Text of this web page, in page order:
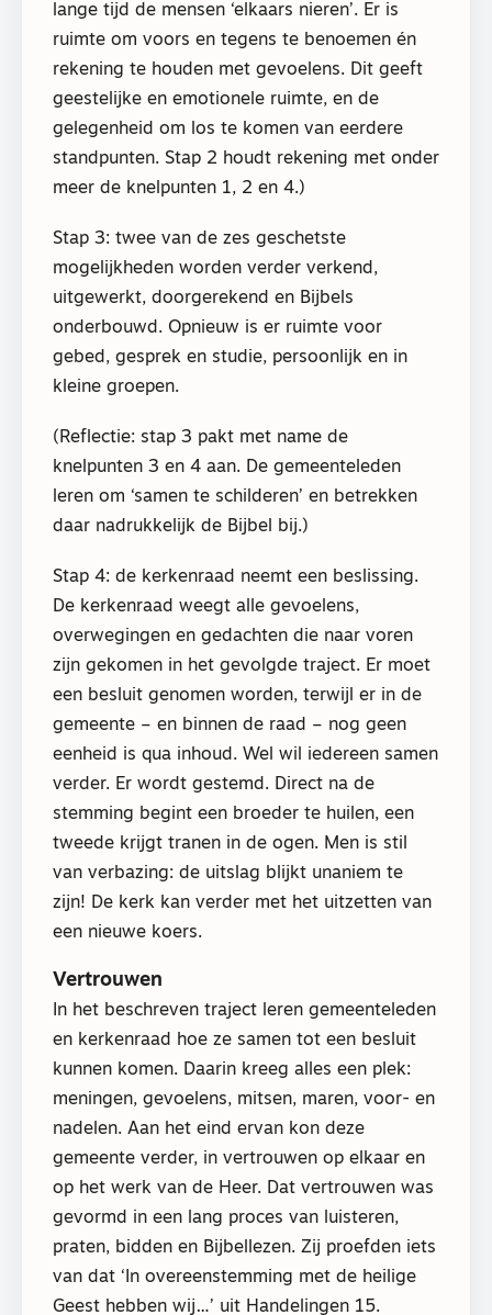
lange tijd de mensen ‘elkaars nieren’. Er is
ruimte om voors en tegens te benoemen én
rekening te houden met gevoelens. Dit geeft
geestelijke en emotionele ruimte, en de
gelegenheid om los te komen van eerdere
standpunten. Stap 2 houdt rekening met onder
meer de knelpunten 1, 2 en 4.)
Stap 3: twee van de zes geschetste
mogelijkheden worden verder verkend,
uitgewerkt, doorgerekend en Bijbels
onderbouwd. Opnieuw is er ruimte voor
gebed, gesprek en studie, persoonlijk en in
kleine groepen.
(Reflectie: stap 3 pakt met name de
knelpunten 3 en 4 aan. De gemeenteleden
leren om ‘samen te schilderen’ en betrekken
daar nadrukkelijk de Bijbel bij.)
Stap 4: de kerkenraad neemt een beslissing.
De kerkenraad weegt alle gevoelens,
overwegingen en gedachten die naar voren
zijn gekomen in het gevolgde traject. Er moet
een besluit genomen worden, terwijl er in de
gemeente – en binnen de raad – nog geen
eenheid is qua inhoud. Wel wil iedereen samen
verder. Er wordt gestemd. Direct na de
stemming begint een broeder te huilen, een
tweede krijgt tranen in de ogen. Men is stil
van verbazing: de uitslag blijkt unaniem te
zijn! De kerk kan verder met het uitzetten van
een nieuwe koers.
Vertrouwen
In het beschreven traject leren gemeenteleden
en kerkenraad hoe ze samen tot een besluit
kunnen komen. Daarin kreeg alles een plek:
meningen, gevoelens, mitsen, maren, voor- en
nadelen. Aan het eind ervan kon deze
gemeente verder, in vertrouwen op elkaar en
op het werk van de Heer. Dat vertrouwen was
gevormd in een lang proces van luisteren,
praten, bidden en Bijbellezen. Zij proefden iets
van dat ‘In overeenstemming met de heilige
Geest hebben wij…’ uit Handelingen 15.